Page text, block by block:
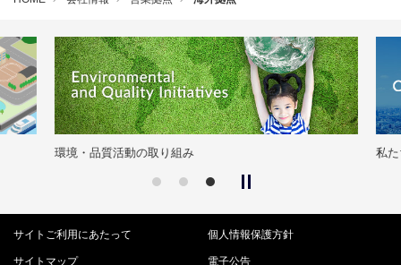
環境・品質活動の取り組み 私た
サイトご利用にあたって 個人情報保護方針
サイトマップ 電子公告